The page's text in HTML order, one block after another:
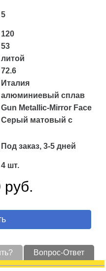
5
120
53
литой
72.6
Италия
алюминиевый сплав
Gun Metallic-Mirror Face
Серый матовый с
Под заказ, 3-5 дней
4 шт.
руб.
Вопрос-Ответ